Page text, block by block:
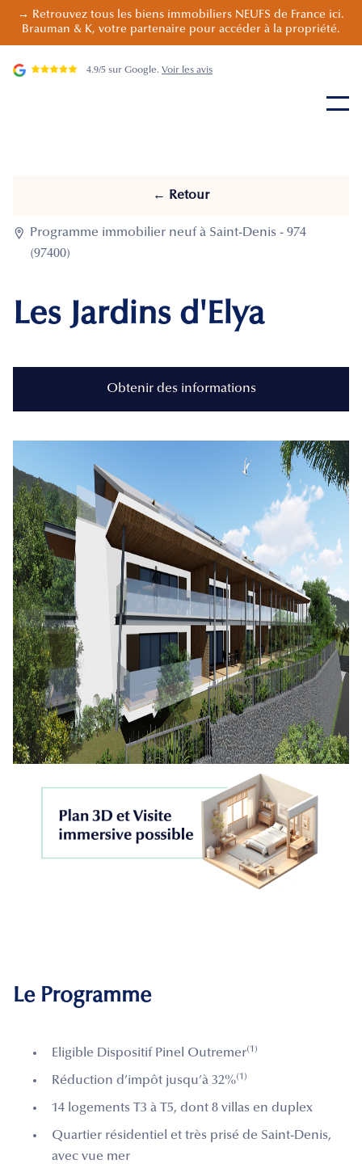
→ Retrouvez tous les biens immobiliers NEUFS de France ici.
Brauman & K, votre partenaire pour accéder à la propriété.
4.9/5 sur Google. Voir les avis
← Retour

Programme immobilier neuf à Saint-Denis - 974
(97400)
Les Jardins d'Elya
Obtenir des informations
Le Programme
Eligible Dispositif Pinel Outremer(1)
Réduction d’impôt jusqu’à 32%(1)
14 logements T3 à T5, dont 8 villas en duplex
Quartier résidentiel et très prisé de Saint-Denis,
avec vue mer